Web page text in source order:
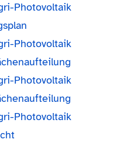
Photovoltaik
Photovoltaik
Photovoltaik
Photovoltaik